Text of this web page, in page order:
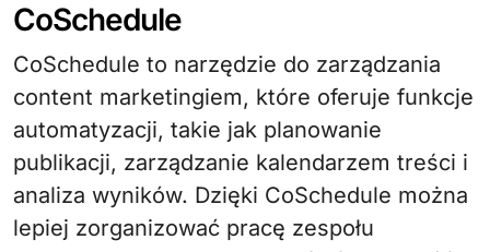
CoSchedule
CoSchedule to narzędzie do zarządzania
content marketingiem, które oferuje funkcje
automatyzacji, takie jak planowanie
publikacji, zarządzanie kalendarzem treści i
analiza wyników. Dzięki CoSchedule można
lepiej zorganizować pracę zespołu